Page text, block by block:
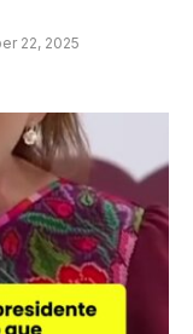
22, 2025